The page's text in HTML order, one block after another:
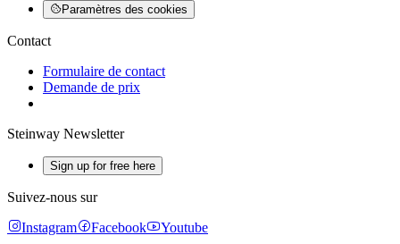
Paramètres des cookies
Contact
Formulaire de contact
Demande de prix
Steinway Newsletter
Sign up for free here
Suivez-nous sur
Instagram
Facebook Youtube